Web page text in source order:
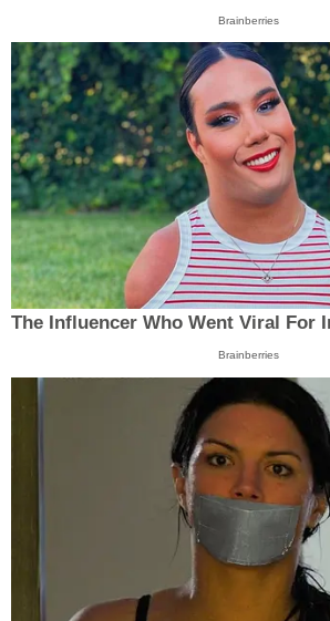
Brainberries
The Influencer Who Went Viral For
Brainberries